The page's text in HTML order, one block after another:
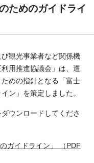
ためのガイドライ
観光事業者など関係機
用推進協議会」は、遭
めの指針となる「富士
ン」を策定しました。
ウンロードしてくださ
ガイドライン」 （PDF